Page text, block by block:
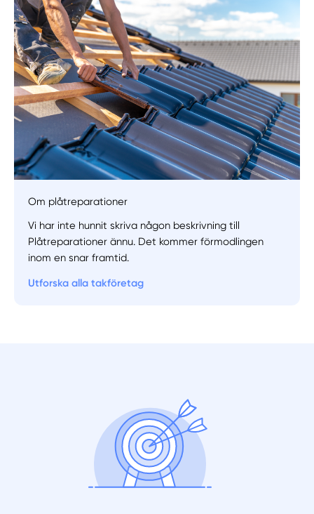
Manuellt Få hjälp
Om plåtreparationer
Vi har inte hunnit skriva någon beskrivning till
Plåtreparationer ännu. Det kommer förmodlingen
inom en snar framtid.
Utforska alla takföretag